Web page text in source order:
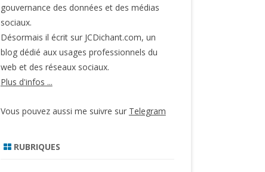
gouvernance des données et des médias
sociaux.
Désormais il écrit sur JCDichant.com, un
blog dédié aux usages professionnels du
web et des réseaux sociaux.
Plus d'infos ...
Vous pouvez aussi me suivre sur Telegram
RUBRIQUES